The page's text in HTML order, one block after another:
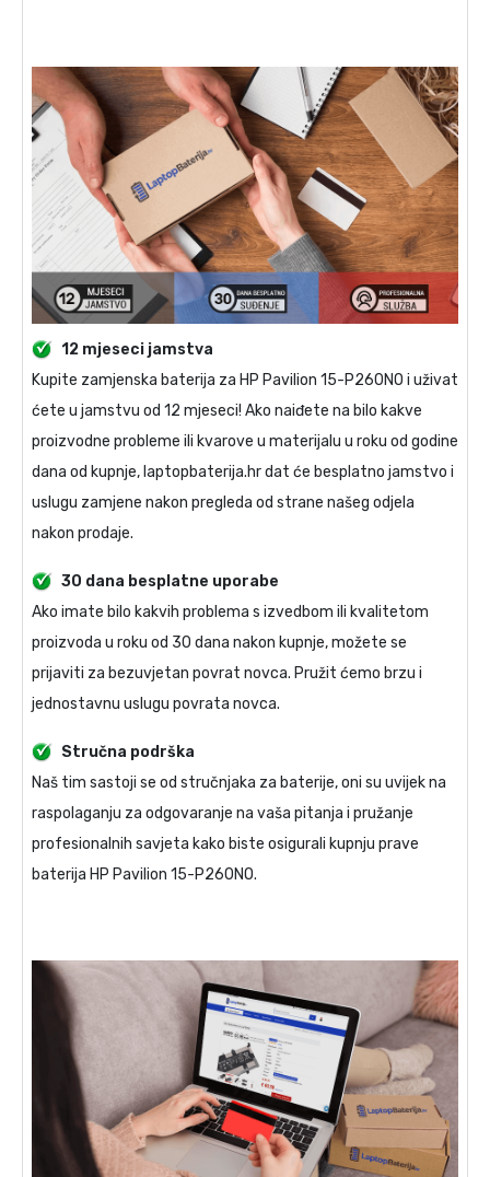
12 mjeseci jamstva
Kupite zamjenska baterija za HP Pavilion 15-P260NO i uživat
ćete u jamstvu od 12 mjeseci! Ako naiđete na bilo kakve
proizvodne probleme ili kvarove u materijalu u roku od godine
dana od kupnje, laptopbaterija.hr dat će besplatno jamstvo i
uslugu zamjene nakon pregleda od strane našeg odjela
nakon prodaje.
30 dana besplatne uporabe
Ako imate bilo kakvih problema s izvedbom ili kvalitetom
proizvoda u roku od 30 dana nakon kupnje, možete se
prijaviti za bezuvjetan povrat novca. Pružit ćemo brzu i
jednostavnu uslugu povrata novca.
Stručna podrška
Naš tim sastoji se od stručnjaka za baterije, oni su uvijek na
raspolaganju za odgovaranje na vaša pitanja i pružanje
profesionalnih savjeta kako biste osigurali kupnju prave
baterija HP Pavilion 15-P260NO.